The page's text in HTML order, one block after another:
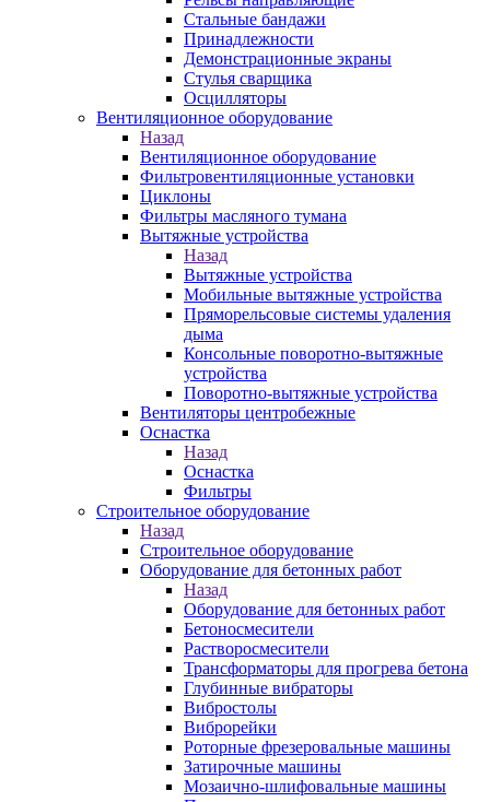
Стальные бандажи
Принадлежности
Демонстрационные экраны
Стулья сварщика
Осцилляторы
Вентиляционное оборудование
Назад
Вентиляционное оборудование
Фильтровентиляционные установки
Циклоны
Фильтры масляного тумана
Вытяжные устройства
Назад
Вытяжные устройства
Мобильные вытяжные устройства
Пряморельсовые системы удаления
дыма
Консольные поворотно-вытяжные
устройства
Поворотно-вытяжные устройства
Вентиляторы центробежные
Оснастка
Назад
Оснастка
Фильтры
Строительное оборудование
Назад
Строительное оборудование
Оборудование для бетонных работ
Назад
Оборудование для бетонных работ
Бетоносмесители
Растворосмесители
Трансформаторы для прогрева бетона
Глубинные вибраторы
Вибростолы
Виброрейки
Роторные фрезеровальные машины
Затирочные машины
Мозаично-шлифовальные машины